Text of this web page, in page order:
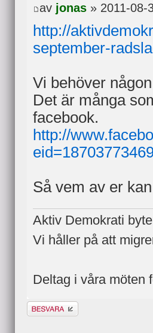
av jonas » 2011-08-
http://
september-
Vi behöver
Det är många
facebook.
http://
Så vem av er
Aktiv Demokrati
Vi håller på att
Deltag i våra möten
Besvara